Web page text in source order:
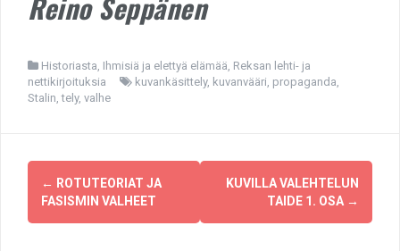
Historiasta Ihmisiä ja elettyä elämää Reksan lehti- ja
nettikirjoituksia
kuvankäsittely, kuvanvääri propaganda
Stalin ,tely, valhe
Post
navigation
← ROTUTEORIAT JA
FASISMIN VALHEET
KUVILLA VALEHTELUN
TAIDE 1. OSA →